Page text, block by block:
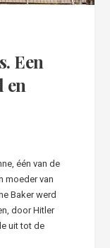
Een
en
één van de
moeder van
Baker werd
door Hitler
uit tot de